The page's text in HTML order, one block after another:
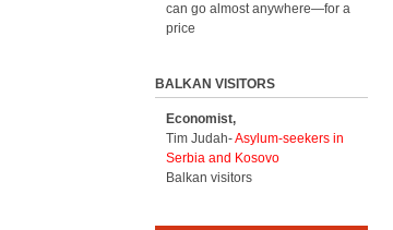
can go almost anywhere—for a
price
BALKAN VISITORS
Economist,
Tim Judah-Asylum-seekers in
Serbia and Kosovo
Balkan visitors